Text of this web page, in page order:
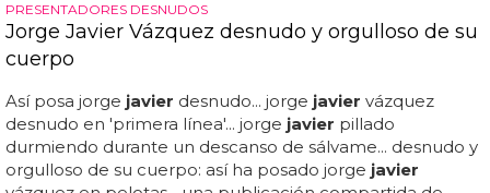
PRESENTADORES DESNUDOS
Jorge Javier Vázquez desnudo y orgulloso de su
cuerpo
Así posa jorge javier desnudo... jorge javier vázquez
desnudo en 'primera línea'... jorge javier pillado
durmiendo durante un descanso de sálvame... desnudo y
orgulloso de su cuerpo: así ha posado jorge javier